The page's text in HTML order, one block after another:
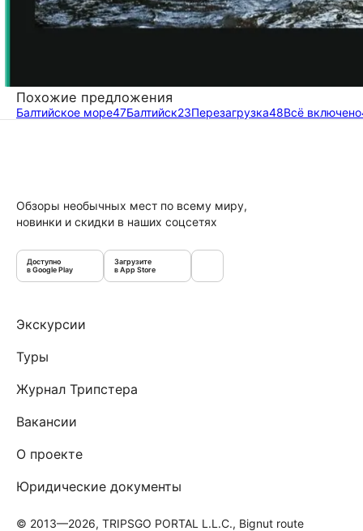
Похожие предложения
Балтийское море47Балтийск23Перезагрузка48Всё включено
Обзоры необычных мест по всему миру,
новинки и скидки в наших соцсетях
Доступно
в Google Play
Загрузите
в App Store
Экскурсии
Туры
Журнал Трипстера
Вакансии
О проекте
Юридические документы
© 2013—2026, TRIPSGO PORTAL L.L.C., Bignut route